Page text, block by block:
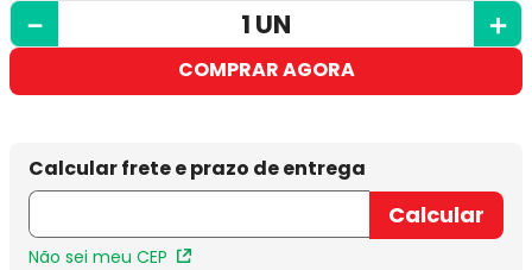
＋
－
COMPRAR AGORA
Não sei meu CEP